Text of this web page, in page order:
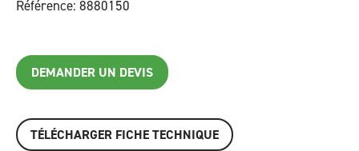
Référence: 8880150
DEMANDER UN DEVIS
TÉLÉCHARGER FICHE TECHNIQUE